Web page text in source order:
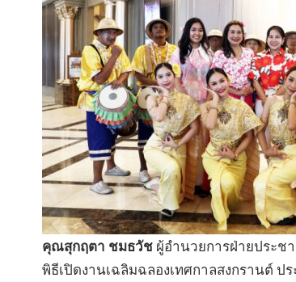
คุณสุกฤตา ชมธวัช ผู้อำนวยการฝ่ายประช
พิธีเปิดงานเฉลิมฉลองเทศกาลสงกรานต์ ป